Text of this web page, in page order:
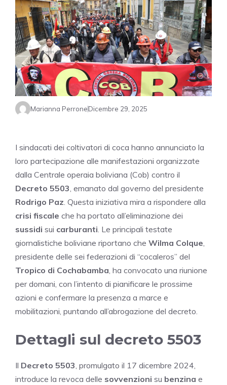
Marianna PerroneDicembre 29, 2025
I sindacati dei coltivatori di coca hanno annunciato la
loro partecipazione alle manifestazioni organizzate
dalla Centrale operaia boliviana (Cob) contro il
Decreto 5503, emanato dal governo del presidente
Rodrigo Paz. Questa iniziativa mira a rispondere alla
crisi fiscale che ha portato all’eliminazione dei
sussidi sui carburanti. Le principali testate
giornalistiche boliviane riportano che Wilma Colque,
presidente delle sei federazioni di “cocaleros” del
Tropico di Cochabamba, ha convocato una riunione
per domani, con l’intento di pianificare le prossime
azioni e confermare la presenza a marce e
mobilitazioni, puntando all’abrogazione del decreto.
Dettagli sul decreto 5503
Il Decreto 5503, promulgato il 17 dicembre 2024,
introduce la revoca delle sovvenzioni su benzina e